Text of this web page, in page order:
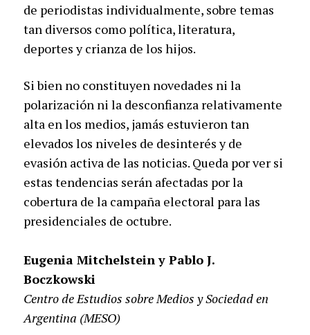
de periodistas individualmente, sobre temas
tan diversos como política, literatura,
deportes y crianza de los hijos.
Si bien no constituyen novedades ni la
polarización ni la desconfianza relativamente
alta en los medios, jamás estuvieron tan
elevados los niveles de desinterés y de
evasión activa de las noticias. Queda por ver si
estas tendencias serán afectadas por la
cobertura de la campaña electoral para las
presidenciales de octubre.
Eugenia Mitchelstein y Pablo J.
Boczkowski
Centro de Estudios sobre Medios y Sociedad en
Argentina (MESO)